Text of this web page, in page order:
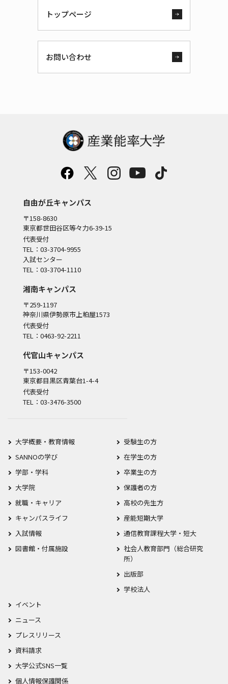
トップページ
お問い合わせ
自由が丘キャンパス
〒158-8630
東京都世田谷区等々力6-39-15
代表受付
TEL：03-3704-9955
入試センター
TEL：03-3704-1110
湘南キャンパス
〒259-1197
神奈川県伊勢原市上粕屋1573
代表受付
TEL：0463-92-2211
代官山キャンパス
〒153-0042
東京都目黒区青葉台1-4-4
代表受付
TEL：03-3476-3500
大学概要・教育情報
SANNOの学び
学部・学科
大学院
就職・キャリア
キャンパスライフ
入試情報
図書館・付属施設
受験生の方
在学生の方
卒業生の方
保護者の方
高校の先生方
産能短期大学
通信教育課程大学・短大
社会人教育部門（総合研究
所）
出版部
学校法人
イベント
ニュース
プレスリリース
資料請求
大学公式SNS一覧
個人情報保護関係